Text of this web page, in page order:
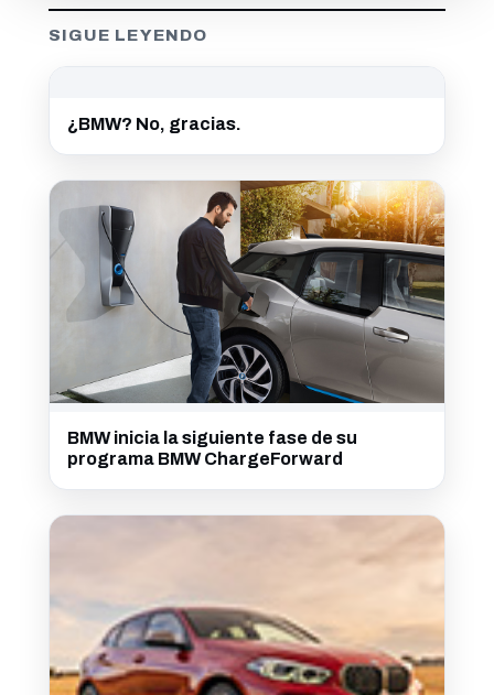
SIGUE LEYENDO
¿BMW? No, gracias.
BMW inicia la siguiente fase de su
programa BMW ChargeForward